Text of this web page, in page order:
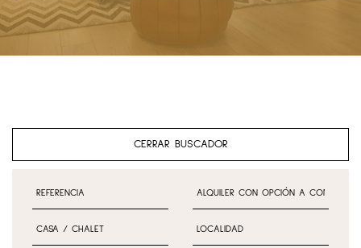
CERRAR BUSCADOR